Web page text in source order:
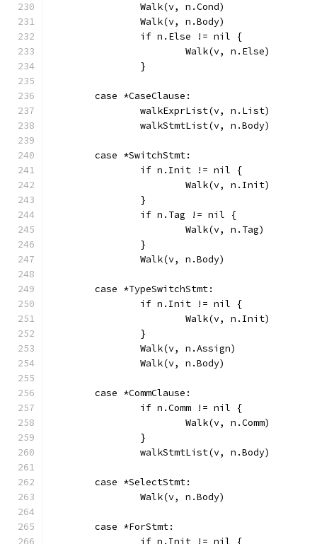
		Walk(v, n.Cond)
		Walk(v, n.Body)
		if n.Else != nil {
			Walk(v, n.Else)
		}
	case *CaseClause:
		walkExprList(v, n.List)
		walkStmtList(v, n.Body)
	case *SwitchStmt:
		if n.Init != nil {
			Walk(v, n.Init)
		}
		if n.Tag != nil {
			Walk(v, n.Tag)
		}
		Walk(v, n.Body)
	case *TypeSwitchStmt:
		if n.Init != nil {
			Walk(v, n.Init)
		}
		Walk(v, n.Assign)
		Walk(v, n.Body)
	case *CommClause:
		if n.Comm != nil {
			Walk(v, n.Comm)
		}
		walkStmtList(v, n.Body)
	case *SelectStmt:
		Walk(v, n.Body)
	case *ForStmt:
		if n.Init != nil {